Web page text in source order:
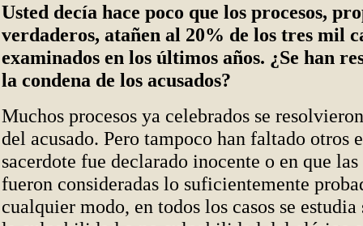
Usted decía hace poco que los procesos,
verdaderos, atañen al 20% de los tres mil
examinados en los últimos años. ¿Se han
la condena de los acusados?
Muchos procesos ya celebrados se
del acusado. Pero tampoco han faltado otros
sacerdote fue declarado inocente o en que
fueron consideradas lo suficientemente
cualquier modo, en todos los casos se